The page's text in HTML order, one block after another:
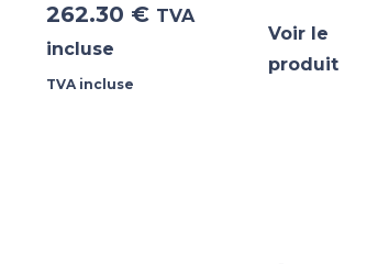
262.30 € TVA
incluse
TVA incluse
Voir le
produit